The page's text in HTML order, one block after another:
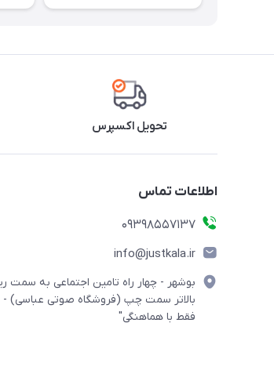
تحویل اکسپرس
اطلاعات تماس
09398557137
info@justkala.ir
بالاتر سمت چپ (فروشگاه صوتی عباسی)
فقط با هماهنگی"